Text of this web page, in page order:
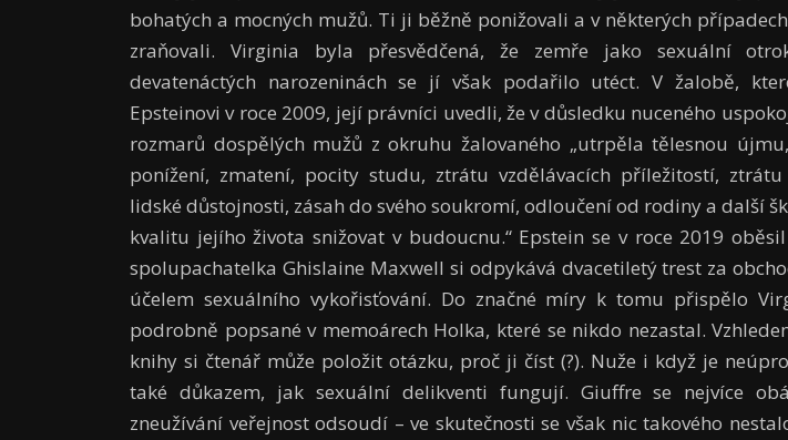
bohatých a mocných mužů. Ti ji běžně ponižovali a v některých
zraňovali. Virginia byla přesvědčená, že zemře jako sexuální
devatenáctých narozeninách se jí však podařilo utéct. V žalobě,
Epsteinovi v roce 2009, její právníci uvedli, že v důsledku nuceného
rozmarů dospělých mužů z okruhu žalovaného „utrpěla tělesnou
ponížení, zmatení, pocity studu, ztrátu vzdělávacích příležitostí,
lidské důstojnosti, zásah do svého soukromí, odloučení od rodiny a další
kvalitu jejího života snižovat v budoucnu.“ Epstein se v roce 2019
spolupachatelka Ghislaine Maxwell si odpykává dvacetiletý trest za
účelem sexuálního vykořisťování. Do značné míry k tomu přispělo
podrobně popsané v memoárech Holka, které se nikdo nezastal.
knihy si čtenář může položit otázku, proč ji číst (?). Nuže i když je
také důkazem, jak sexuální delikventi fungují. Giuffre se nejvíce
zneužívání veřejnost odsoudí – ve skutečnosti se však nic takového